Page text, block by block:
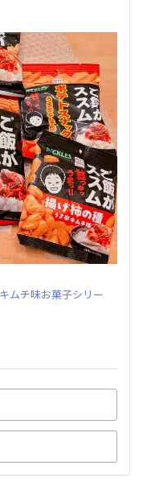
ムチ味お菓子シリー